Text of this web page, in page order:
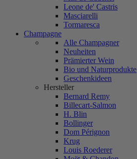
Leone de' Castris
Masciarelli
Tormaresca
Champagne
Alle Champagner
Neuheiten
Prämierter Wein
Bio und Naturprodukte
Geschenkideen
Hersteller
Bernard Remy
Billecart-Salmon
H. Blin
Bollinger
Dom Pérignon
Krug
Louis Roederer